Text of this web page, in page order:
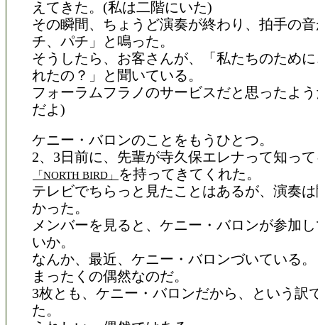
えてきた。(私は二階にいた)
その瞬間、ちょうど演奏が終わり、拍手の
チ、パチ」と鳴った。
そうしたら、お客さんが、「私たちのため
れたの？」と聞いている。
フォーラムフラノのサービスだと思ったよ
だよ)
ケニー・バロンのことをもうひとつ。
2、3日前に、先輩が寺久保エレナって知っ
「NORTH BIRD」
を持ってきてくれた。
テレビでちらっと見たことはあるが、演奏
かった。
メンバーを見ると、ケニー・バロンが参加
いか。
なんか、最近、ケニー・バロンづいている。
まったくの偶然なのだ。
3枚とも、ケニー・バロンだから、という訳
た。